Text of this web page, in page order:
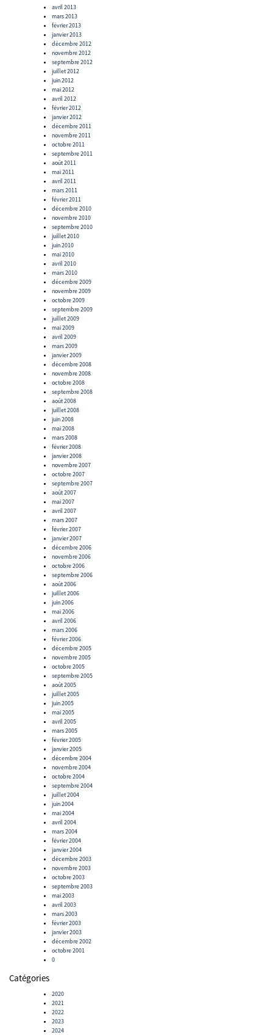
avril 2013
mars 2013
février 2013
janvier 2013
décembre 2012
novembre 2012
septembre 2012
juillet 2012
juin 2012
mai 2012
avril 2012
février 2012
janvier 2012
décembre 2011
novembre 2011
octobre 2011
septembre 2011
août 2011
mai 2011
avril 2011
mars 2011
février 2011
décembre 2010
novembre 2010
septembre 2010
juillet 2010
juin 2010
mai 2010
avril 2010
mars 2010
décembre 2009
novembre 2009
octobre 2009
septembre 2009
juillet 2009
mai 2009
avril 2009
mars 2009
janvier 2009
décembre 2008
novembre 2008
octobre 2008
septembre 2008
août 2008
juillet 2008
juin 2008
mai 2008
mars 2008
février 2008
janvier 2008
novembre 2007
octobre 2007
septembre 2007
août 2007
mai 2007
avril 2007
mars 2007
février 2007
janvier 2007
décembre 2006
novembre 2006
octobre 2006
septembre 2006
août 2006
juillet 2006
juin 2006
mai 2006
avril 2006
mars 2006
février 2006
décembre 2005
novembre 2005
octobre 2005
septembre 2005
août 2005
juillet 2005
juin 2005
mai 2005
avril 2005
mars 2005
février 2005
janvier 2005
décembre 2004
novembre 2004
octobre 2004
septembre 2004
juillet 2004
juin 2004
mai 2004
avril 2004
mars 2004
février 2004
janvier 2004
décembre 2003
novembre 2003
octobre 2003
septembre 2003
mai 2003
avril 2003
mars 2003
février 2003
janvier 2003
décembre 2002
octobre 2001
0
Catégories
2020
2021
2022
2023
2024